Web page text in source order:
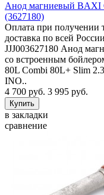
Анод магниевый BAXI
(3627180)
Оплата при получении
доставка по всей
JJJ003627180 Анод
со встроенным
80L Combi 80L+ Slim
INO..
4 700 руб. 3 995 руб.
в закладки
сравнение